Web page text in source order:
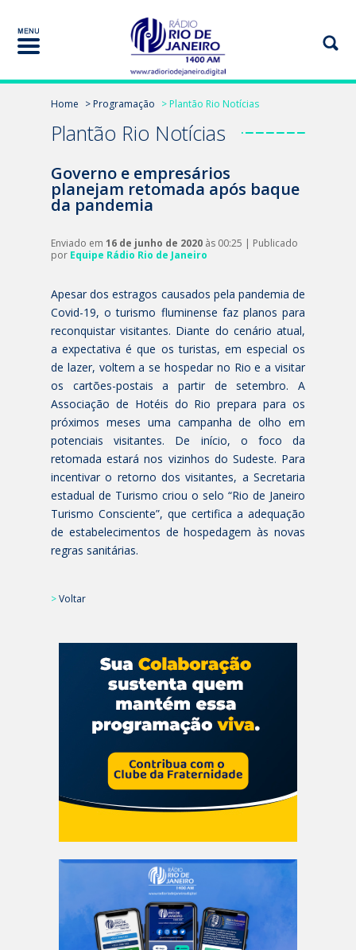
Home > Programação > Plantão Rio Notícias
Plantão Rio Notícias
Governo e empresários
planejam retomada após baque
da pandemia
Enviado em 16 de junho de 2020 às 00:25 | Publicado
por Equipe Rádio Rio de Janeiro
Apesar dos estragos causados pela pandemia de
Covid-19, o turismo fluminense faz planos para
reconquistar visitantes. Diante do cenário atual,
a expectativa é que os turistas, em especial os
de lazer, voltem a se hospedar no Rio e a visitar
os cartões-postais a partir de setembro. A
Associação de Hotéis do Rio prepara para os
próximos meses uma campanha de olho em
potenciais visitantes. De início, o foco da
retomada estará nos vizinhos do Sudeste. Para
incentivar o retorno dos visitantes, a Secretaria
estadual de Turismo criou o selo “Rio de Janeiro
Turismo Consciente”, que certifica a adequação
de estabelecimentos de hospedagem às novas
regras sanitárias.
>Voltar